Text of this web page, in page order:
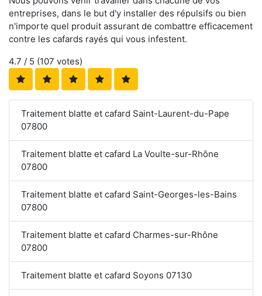
entreprises, dans le but d'y installer des répulsifs ou bien
n'importe quel produit assurant de combattre efficacement
contre les cafards rayés qui vous infestent.
4.7 / 5 (107 votes)
Traitement blatte et cafard Saint-Laurent-du-Pape
07800
Traitement blatte et cafard La Voulte-sur-Rhône
07800
Traitement blatte et cafard Saint-Georges-les-Bains
07800
Traitement blatte et cafard Charmes-sur-Rhône
07800
Traitement blatte et cafard Soyons 07130